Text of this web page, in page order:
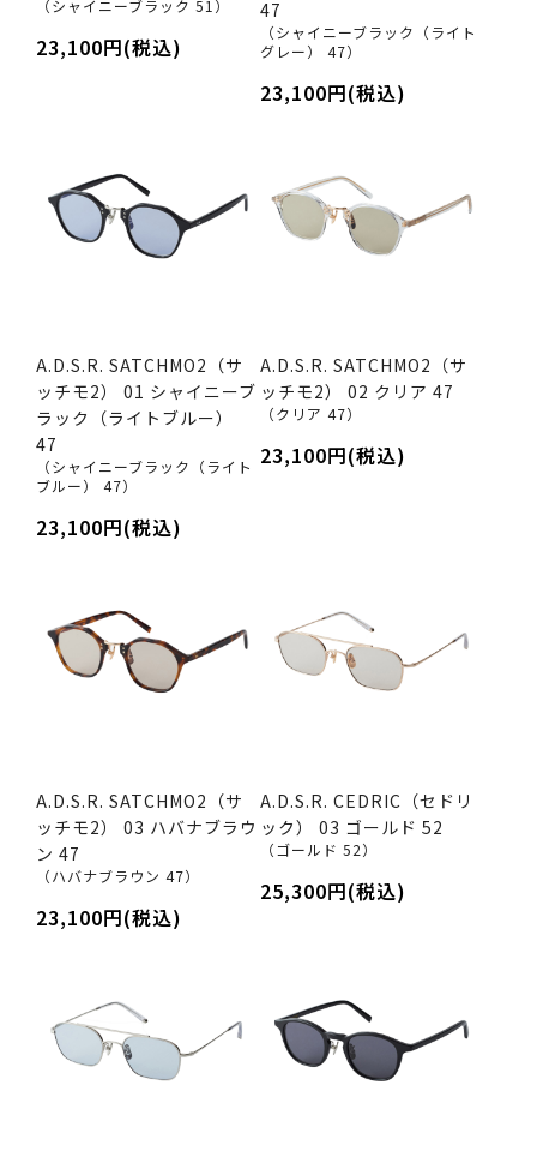
（シャイニーブラック 51）
23,100円(税込)
47
（シャイニーブラック（ライト
グレー） 47）
23,100円(税込)
A.D.S.R. SATCHMO2（サ
ッチモ2） 01 シャイニーブ
ラック（ライトブルー）
47
（シャイニーブラック（ライト
ブルー） 47）
23,100円(税込)
A.D.S.R. SATCHMO2（サ
ッチモ2） 02 クリア 47
（クリア 47）
23,100円(税込)
A.D.S.R. SATCHMO2（サ
ッチモ2） 03 ハバナブラウ
ン 47
（ハバナブラウン 47）
23,100円(税込)
A.D.S.R. CEDRIC（セドリ
ック） 03 ゴールド 52
（ゴールド 52）
25,300円(税込)